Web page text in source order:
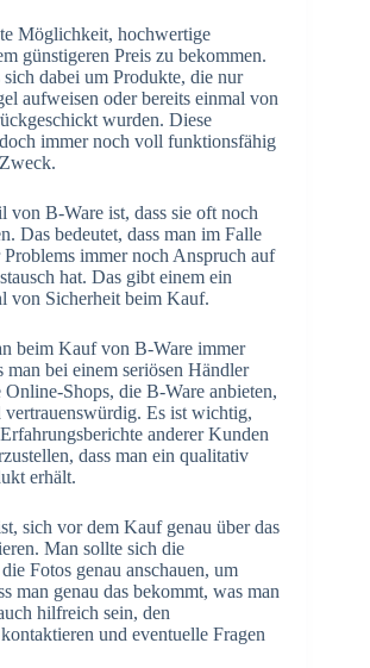
Möglichkeit, hochwertige
günstigeren Preis zu bekommen.
dabei um Produkte, die nur
aufweisen oder bereits einmal von
wurden. Diese
immer noch voll funktionsfähig
von B-Ware ist, dass sie oft noch
Das bedeutet, dass man im Falle
immer noch Anspruch auf
hat. Das gibt einem ein
von Sicherheit beim Kauf.
beim Kauf von B-Ware immer
man bei einem seriösen Händler
Shops, die B-Ware anbieten,
vertrauenswürdig. Es ist wichtig,
anderer Kunden
dass man ein qualitativ
erhält.
sich vor dem Kauf genau über das
Man sollte sich die
Fotos genau anschauen, um
man genau das bekommt, was man
hilfreich sein, den
und eventuelle Fragen